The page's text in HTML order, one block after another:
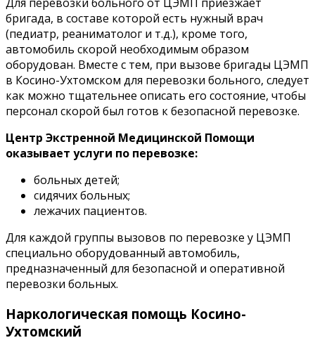
бригада, в составе которой есть нужный врач
(педиатр, реаниматолог и т.д.), кроме того,
автомобиль скорой необходимым образом
оборудован. Вместе с тем, при вызове бригады ЦЭМП
в Косино-Ухтомском для перевозки больного, следует
как можно тщательнее описать его состояние, чтобы
персонал скорой был готов к безопасной перевозке.
Центр Экстренной Медицинской Помощи
оказывает услуги по перевозке:
больных детей;
сидячих больных;
лежачих пациентов.
Для каждой группы вызовов по перевозке у ЦЭМП
специально оборудованный автомобиль,
предназначенный для безопасной и оперативной
перевозки больных.
Наркологическая помощь Косино-
Ухтомский